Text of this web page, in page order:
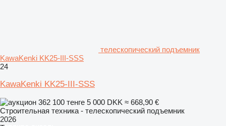
телескопический подъемник
KawaKenki KK25-III-SSS
24
KawaKenki KK25-III-SSS
362 100 тенге 5 000 DKK ≈ 668,90 €
Строительная техника - телескопический подъемник
2026